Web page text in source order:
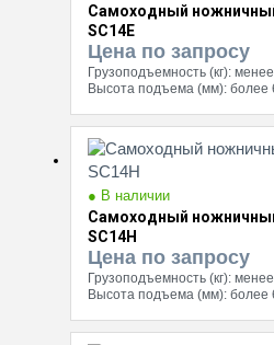
Самоходный
SC14E
Цена по запросу
Грузоподъемность (кг):
Высота подъема (мм): более
● В наличии
Самоходный
SC14H
Цена по запросу
Грузоподъемность (кг):
Высота подъема (мм): более